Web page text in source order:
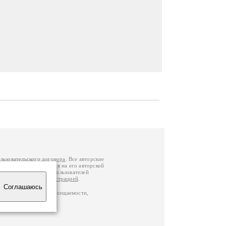
Соглашаюсь
договора
. Все авторские
вы можете обратиться на его авторской
Федерации. Данные пользователей
связаться с администрацией
данным счетчика посещаемости,